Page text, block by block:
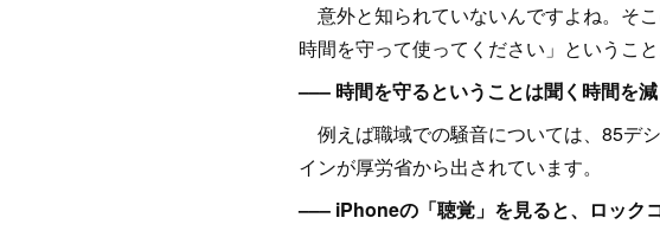
意外と知られていないんですよね。そ
時間を守って使ってください」ということ
––– 時間を守るということは聞く時間を減
例えば職域での騒音については、85デ
インが厚労省から出されています。
––– iPhoneの「聴覚」を見ると、ロック